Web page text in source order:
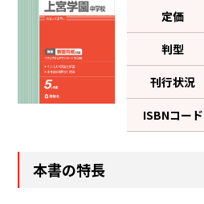
定価
判型
刊行状況
ISBNコード
本書の特長